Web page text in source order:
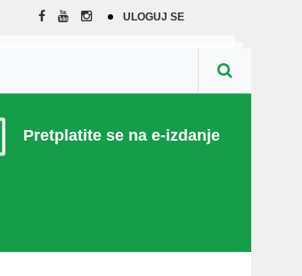
ULOGUJ SE
Pretplatite se na e-izdanje